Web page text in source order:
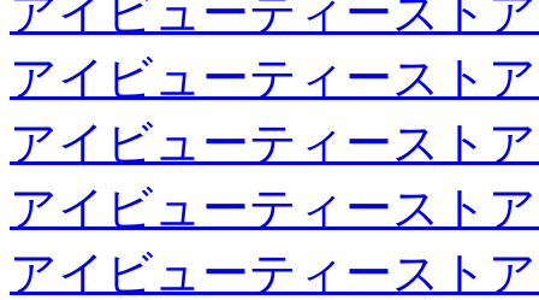
アイビューティースト
アイビューティースト
アイビューティースト
アイビューティースト
アイビューティースト